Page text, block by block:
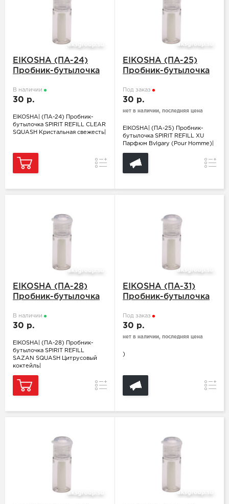
EIKOSHA (ПA-24)
Пробник-бутылочка
SQUASH Кристальная
свежесть
В наличии
30 р.
EIKOSHA| (ПA-24) Пробник-
бутылочка SPIRIT REFILL CLEAR
SQUASH Кристальная свежесть|
Сравнение
EIKOSHA (ПA-25)
Пробник-бутылочка
Парфюм Bvlgary
(Pour Homme)
Под заказ
30 р.
нет в наличии, последняя цена
EIKOSHA| (ПA-25) Пробник-
бутылочка SPIRIT REFILL XU
Парфюм Bvlgary (Pour Homme)|
EIKOSHA (ПA-28)
Пробник-бутылочка
SQUASH Цитрусовый
коктейль
В наличии
30 р.
EIKOSHA| (ПA-28) Пробник-
бутылочка SPIRIT REFILL
SAZAN SQUASH Цитрусовый
коктейль|
Сравнение
EIKOSHA (ПA-31)
Пробник-бутылочка
SHOWER Парфюм
Giorgio Armani
(Acqua Di Gio
Под заказ
30 р.
нет в наличии, последняя цена
)